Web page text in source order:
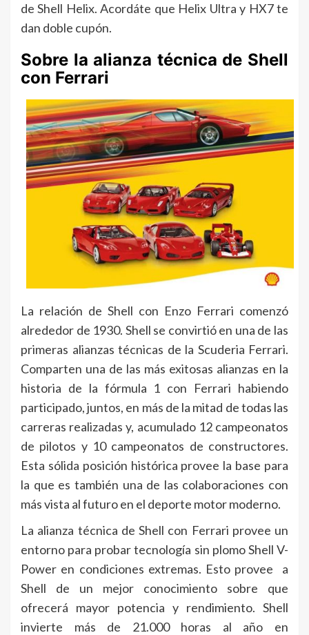
de Shell Helix. Acordáte que Helix Ultra y HX7 te
dan doble cupón.
Sobre la alianza técnica de Shell
con Ferrari
La relación de Shell con Enzo Ferrari comenzó
alrededor de 1930. Shell se convirtió en una de las
primeras alianzas técnicas de la Scuderia Ferrari.
Comparten una de las más exitosas alianzas en la
historia de la fórmula 1 con Ferrari habiendo
participado, juntos, en más de la mitad de todas las
carreras realizadas y, acumulado 12 campeonatos
de pilotos y 10 campeonatos de constructores.
Esta sólida posición histórica provee la base para
la que es también una de las colaboraciones con
más vista al futuro en el deporte motor moderno.
La alianza técnica de Shell con Ferrari provee un
entorno para probar tecnología sin plomo Shell V-
Power en condiciones extremas. Esto provee a
Shell de un mejor conocimiento sobre que
ofrecerá mayor potencia y rendimiento. Shell
invierte más de 21.000 horas al año en